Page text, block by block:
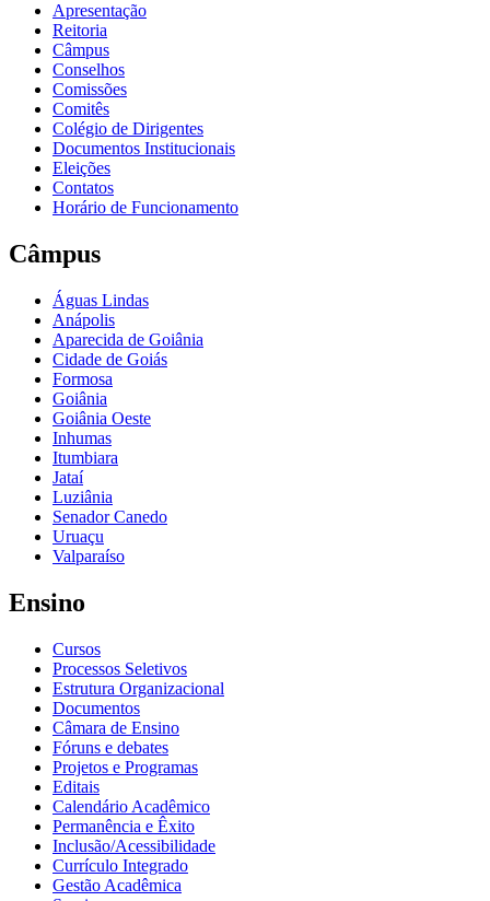
Apresentação
Reitoria
Câmpus
Conselhos
Comissões
Comitês
Colégio de Dirigentes
Documentos Institucionais
Eleições
Contatos
Horário de Funcionamento
Câmpus
Águas Lindas
Anápolis
Aparecida de Goiânia
Cidade de Goiás
Formosa
Goiânia
Goiânia Oeste
Inhumas
Itumbiara
Jataí
Luziânia
Senador Canedo
Uruaçu
Valparaíso
Ensino
Cursos
Processos Seletivos
Estrutura Organizacional
Documentos
Câmara de Ensino
Fóruns e debates
Projetos e Programas
Editais
Calendário Acadêmico
Permanência e Êxito
Inclusão/Acessibilidade
Currículo Integrado
Gestão Acadêmica